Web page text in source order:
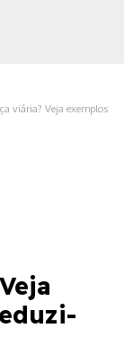
viária? Veja exemplos